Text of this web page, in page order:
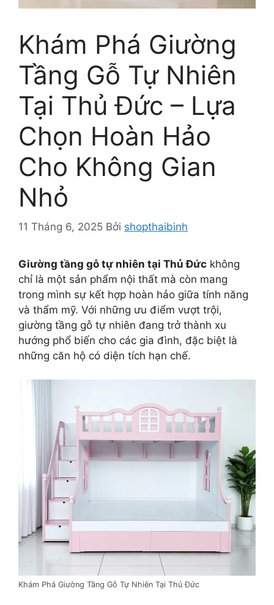
Khám Phá Giường
Tầng Gỗ Tự Nhiên
Tại Thủ Đức – Lựa
Chọn Hoàn Hảo
Cho Không Gian
Nhỏ
11 Tháng 6, 2025 Bởi shopthaibinh
Giường tầng gỗ tự nhiên tại Thủ Đức không
chỉ là một sản phẩm nội thất mà còn mang
trong mình sự kết hợp hoàn hảo giữa tính năng
và thẩm mỹ. Với những ưu điểm vượt trội,
giường tầng gỗ tự nhiên đang trở thành xu
hướng phổ biến cho các gia đình, đặc biệt là
những căn hộ có diện tích hạn chế.
Khám Phá Giường Tầng Gỗ Tự Nhiên Tại Thủ Đức